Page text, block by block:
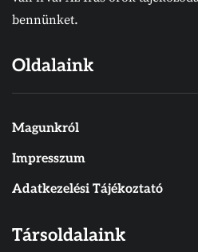
bennünket.
Oldalaink
Magunkról
Impresszum
Adatkezelési Tájékoztató
Társoldalaink